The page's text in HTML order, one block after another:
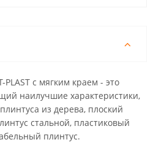
с мягким краем - это
наилучшие характеристики,
из дерева, плоский
стальной, пластиковый
плинтус.